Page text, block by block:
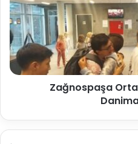
Zağnospaşa